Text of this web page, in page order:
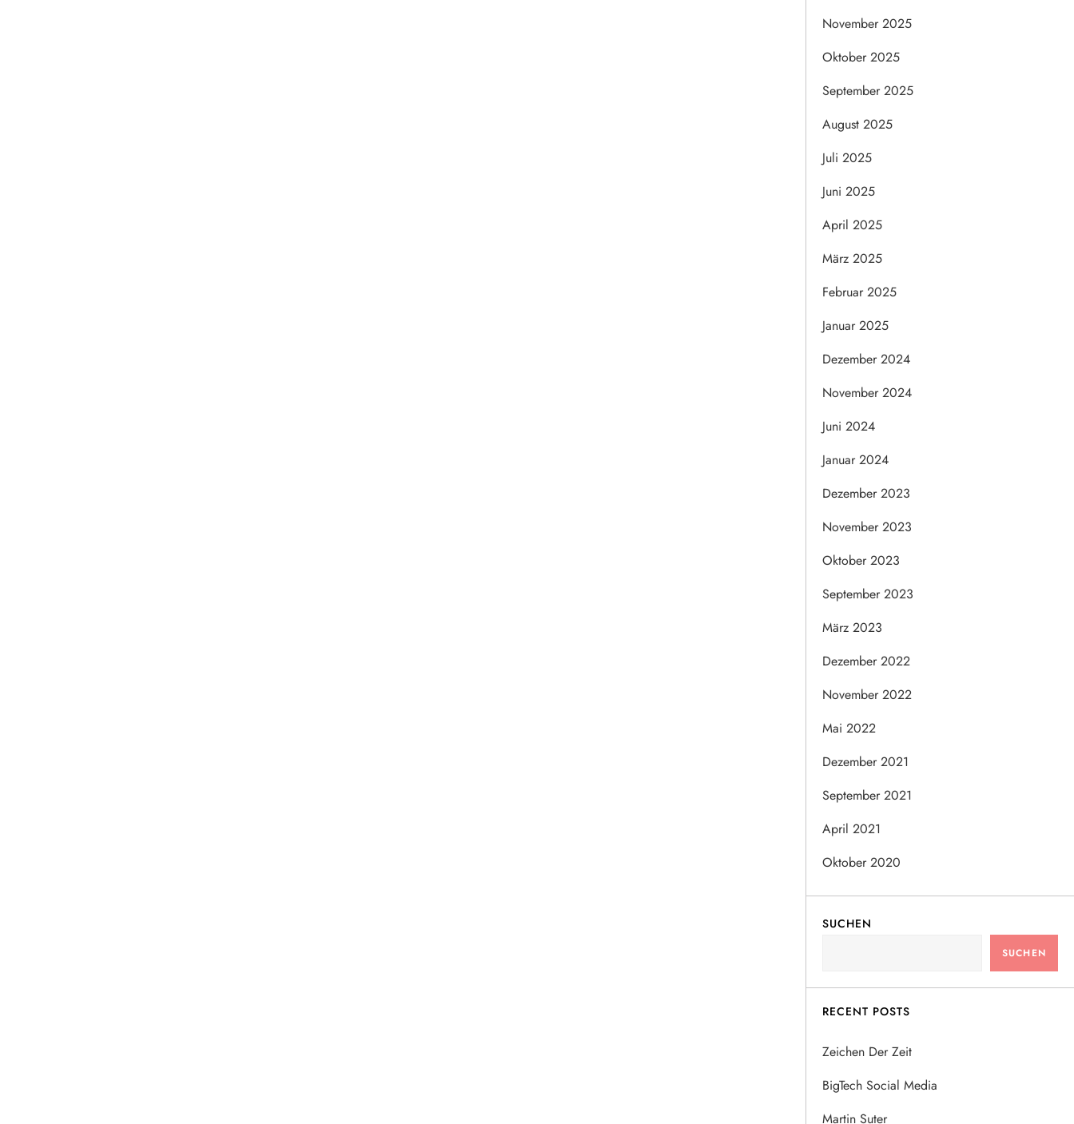
November 2025
Oktober 2025
September 2025
August 2025
Juli 2025
Juni 2025
April 2025
März 2025
Februar 2025
Januar 2025
Dezember 2024
November 2024
Juni 2024
Januar 2024
Dezember 2023
November 2023
Oktober 2023
September 2023
März 2023
Dezember 2022
November 2022
Mai 2022
Dezember 2021
September 2021
April 2021
Oktober 2020
SUCHEN
SUCHEN
RECENT POSTS
Zeichen Der Zeit
BigTech Social Media
Martin Suter